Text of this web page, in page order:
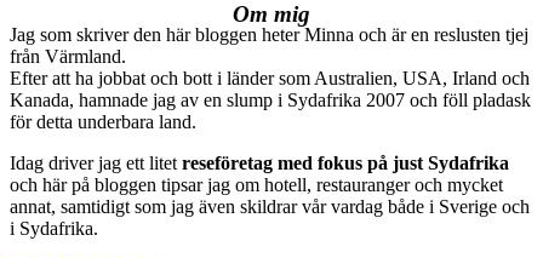
Om mig
Jag som skriver den här bloggen heter Minna och är en reslusten tjej
från Värmland.
Efter att ha jobbat och bott i länder som Australien, USA, Irland och
Kanada, hamnade jag av en slump i Sydafrika 2007 och föll pladask
för detta underbara land.
Idag driver jag ett litet reseföretag med fokus på just Sydafrika
och här på bloggen tipsar jag om hotell, restauranger och mycket
annat, samtidigt som jag även skildrar vår vardag både i Sverige och
i Sydafrika.